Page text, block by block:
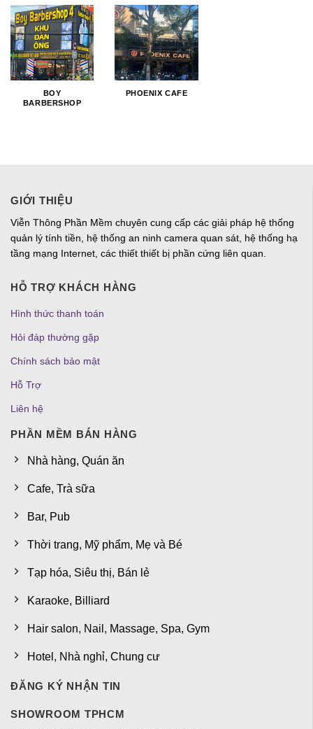
BOY
BARBERSHOP
PHOENIX CAFE
GIỚI THIỆU
Viễn Thông Phần Mềm chuyên cung cấp các giải pháp hệ thống
quản lý tính tiền, hệ thống an ninh camera quan sát, hệ thống hạ
tầng mạng Internet, các thiết thiết bị phần cứng liên quan.
HỖ TRỢ KHÁCH HÀNG
Hình thức thanh toán
Hỏi đáp thường gặp
Chính sách bảo mật
Hỗ Trợ
Liên hệ
PHẦN MỀM BÁN HÀNG
Nhà hàng, Quán ăn
Cafe, Trà sữa
Bar, Pub
Thời trang, Mỹ phẩm, Mẹ và Bé
Tạp hóa, Siêu thị, Bán lẻ
Karaoke, Billiard
Hair salon, Nail, Massage, Spa, Gym
Hotel, Nhà nghỉ, Chung cư
ĐĂNG KÝ NHẬN TIN
SHOWROOM TPHCM